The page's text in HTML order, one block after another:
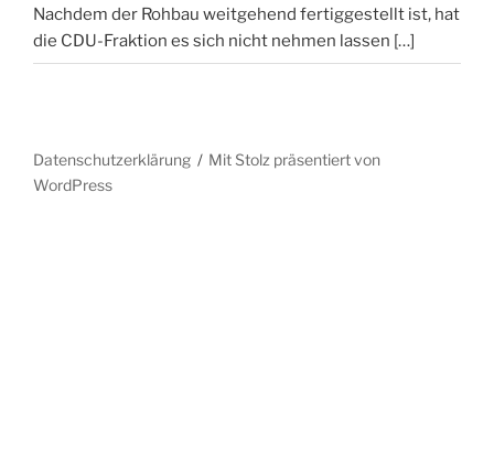
Nachdem der Rohbau weitgehend fertiggestellt ist, hat
die CDU-Fraktion es sich nicht nehmen lassen […]
Datenschutzerklärung
Mit Stolz präsentiert von
WordPress